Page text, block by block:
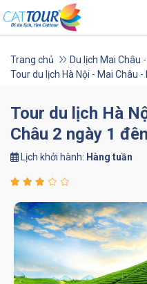
Trang chủ
Du lịch Mai Châu
Tour du lịch Hà Nội - Mai Châu
Tour du lịch Hà
Châu 2 ngày 1
Lịch khởi hành: Hàng tuần